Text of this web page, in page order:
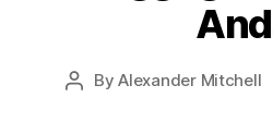
PostByAlexander Mitchell